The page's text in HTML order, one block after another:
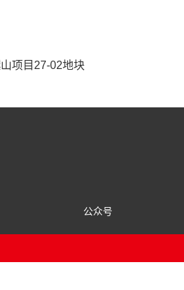
项目27-02地块
公众号